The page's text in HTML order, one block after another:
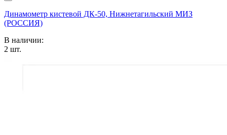
Динамометр кистевой ДК-50, Нижнетагильский МИЗ
(РОССИЯ)
В наличии:
2 шт.